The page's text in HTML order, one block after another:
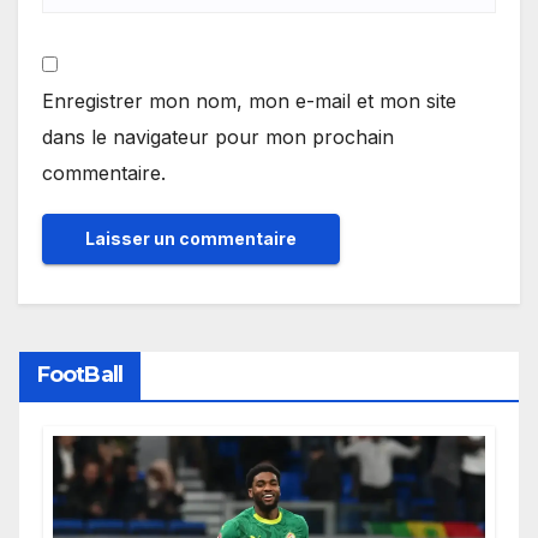
Enregistrer mon nom, mon e-mail et mon site
dans le navigateur pour mon prochain
commentaire.
FootBall